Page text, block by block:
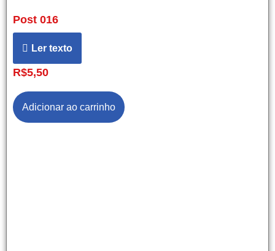
Post 016
Ler texto
R$5,50
Adicionar ao carrinho